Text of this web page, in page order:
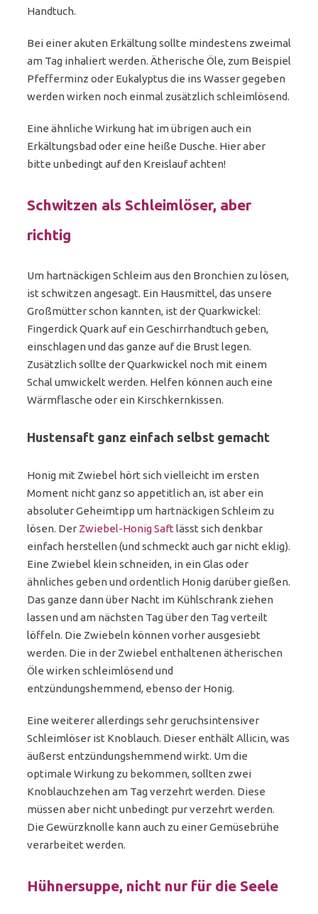
Handtuch.
Bei einer akuten Erkältung sollte mindestens zweimal
am Tag inhaliert werden. Ätherische Öle, zum Beispiel
Pfefferminz oder Eukalyptus die ins Wasser gegeben
werden wirken noch einmal zusätzlich schleimlösend.
Eine ähnliche Wirkung hat im übrigen auch ein
Erkältungsbad oder eine heiße Dusche. Hier aber
bitte unbedingt auf den Kreislauf achten!
Schwitzen als Schleimlöser, aber
richtig
Um hartnäckigen Schleim aus den Bronchien zu lösen,
ist schwitzen angesagt. Ein Hausmittel, das unsere
Großmütter schon kannten, ist der Quarkwickel:
Fingerdick Quark auf ein Geschirrhandtuch geben,
einschlagen und das ganze auf die Brust legen.
Zusätzlich sollte der Quarkwickel noch mit einem
Schal umwickelt werden. Helfen können auch eine
Wärmflasche oder ein Kirschkernkissen.
Hustensaft ganz einfach selbst gemacht
Honig mit Zwiebel hört sich vielleicht im ersten
Moment nicht ganz so appetitlich an, ist aber ein
absoluter Geheimtipp um hartnäckigen Schleim zu
lösen. Der Zwiebel-Honig Saftlässt sich denkbar
einfach herstellen (und schmeckt auch gar nicht eklig).
Eine Zwiebel klein schneiden, in ein Glas oder
ähnliches geben und ordentlich Honig darüber gießen.
Das ganze dann über Nacht im Kühlschrank ziehen
lassen und am nächsten Tag über den Tag verteilt
löffeln. Die Zwiebeln können vorher ausgesiebt
werden. Die in der Zwiebel enthaltenen ätherischen
Öle wirken schleimlösend und
entzündungshemmend, ebenso der Honig.
Eine weiterer allerdings sehr geruchsintensiver
Schleimlöser ist Knoblauch. Dieser enthält Allicin, was
äußerst entzündungshemmend wirkt. Um die
optimale Wirkung zu bekommen, sollten zwei
Knoblauchzehen am Tag verzehrt werden. Diese
müssen aber nicht unbedingt pur verzehrt werden.
Die Gewürzknolle kann auch zu einer Gemüsebrühe
verarbeitet werden.
Hühnersuppe, nicht nur für die Seele